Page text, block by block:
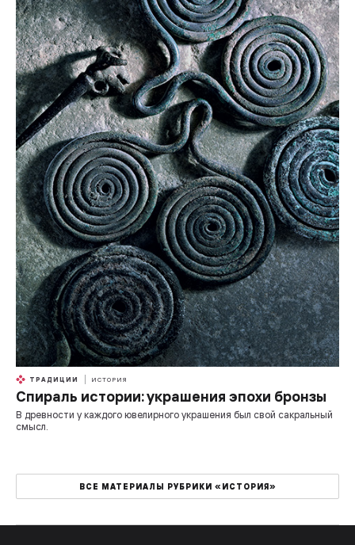
ТРАДИЦИИ ИСТОРИЯ
Спираль истории: украшения эпохи бронзы
В древности у каждого ювелирного украшения был свой сакральный
смысл.
ВСЕ МАТЕРИАЛЫ РУБРИКИ «ИСТОРИЯ»